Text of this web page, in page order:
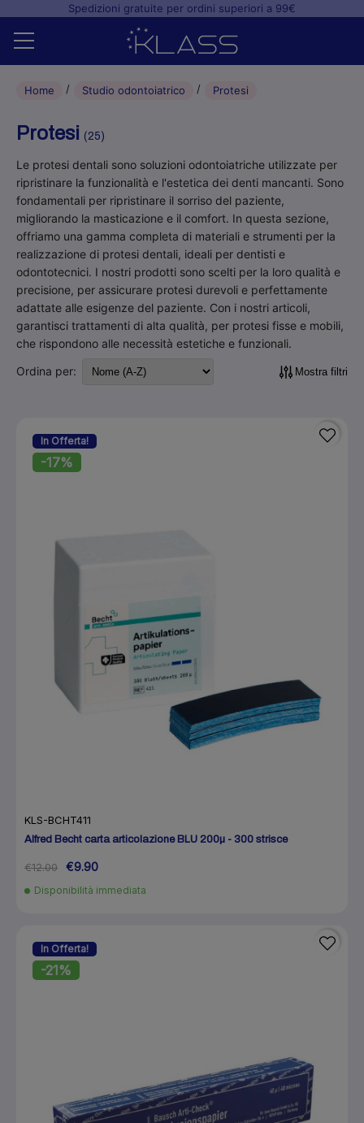
Spedizioni gratuite per ordini superiori a 99€
Home
Studio odontoiatrico
Laboratorio odontotecnico +
Blog
Home Studio odontoiatrico Protesi
Protesi (25)
Le protesi dentali sono soluzioni odontoiatriche utilizzate per
ripristinare la funzionalità e l'estetica dei denti mancanti. Sono
fondamentali per ripristinare il sorriso del paziente,
migliorando la masticazione e il comfort. In questa sezione,
offriamo una gamma completa di materiali e strumenti per la
realizzazione di protesi dentali, ideali per dentisti e
odontotecnici. I nostri prodotti sono scelti per la loro qualità e
precisione, per assicurare protesi durevoli e perfettamente
adattate alle esigenze del paziente. Con i nostri articoli,
garantisci trattamenti di alta qualità, per protesi fisse e mobili,
che rispondono alle necessità estetiche e funzionali.
Ordina per:
Mostra filtri
In Offerta!
-17%
KLS-BCHT411
Alfred Becht carta articolazione BLU 200µ - 300 strisce
€12.00 €9.90
Disponibilità immediata
In Offerta!
-21%